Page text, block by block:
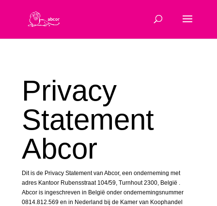
Privacy
Statement
Abcor
Dit is de Privacy Statement van Abcor, een onderneming met
adres Kantoor Rubensstraat 104/59, Turnhout 2300, België .
Abcor is ingeschreven in België onder ondernemingsnummer
0814.812.569en in Nederland bij de Kamer van Koophandel